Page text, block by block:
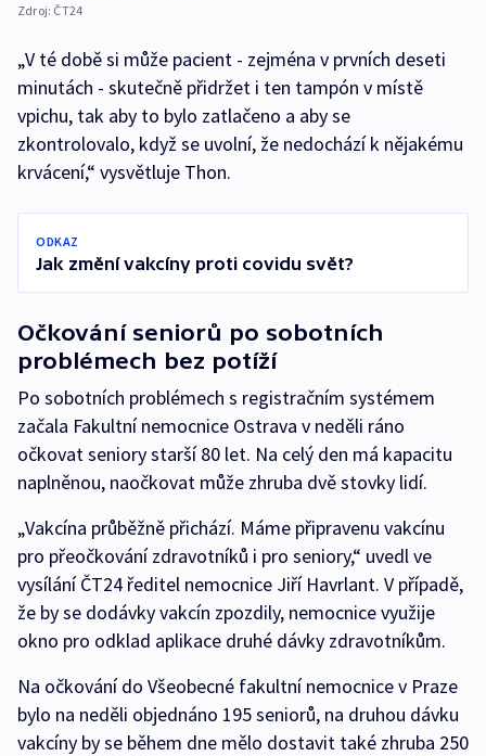
Zdroj: ČT24
„V té době si může pacient - zejména v prvních deseti
minutách - skutečně přidržet i ten tampón v místě
vpichu, tak aby to bylo zatlačeno a aby se
zkontrolovalo, když se uvolní, že nedochází k nějakému
krvácení,“ vysvětluje Thon.
ODKAZ
Jak změní vakcíny proti covidu svět?
Očkování seniorů po sobotních
problémech bez potíží
Po sobotních problémech s registračním systémem
začala Fakultní nemocnice Ostrava v neděli ráno
očkovat seniory starší 80 let. Na celý den má kapacitu
naplněnou, naočkovat může zhruba dvě stovky lidí.
„Vakcína průběžně přichází. Máme připravenu vakcínu
pro přeočkování zdravotníků i pro seniory,“ uvedl ve
vysílání ČT24 ředitel nemocnice Jiří Havrlant. V případě,
že by se dodávky vakcín zpozdily, nemocnice využije
okno pro odklad aplikace druhé dávky zdravotníkům.
Na očkování do Všeobecné fakultní nemocnice v Praze
bylo na neděli objednáno 195 seniorů, na druhou dávku
vakcíny by se během dne mělo dostavit také zhruba 250